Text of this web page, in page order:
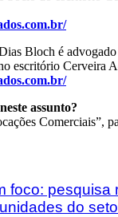
Bloch é
escritório Cerveira
assunto?
Comerciais”,
foco: pesquisa
do